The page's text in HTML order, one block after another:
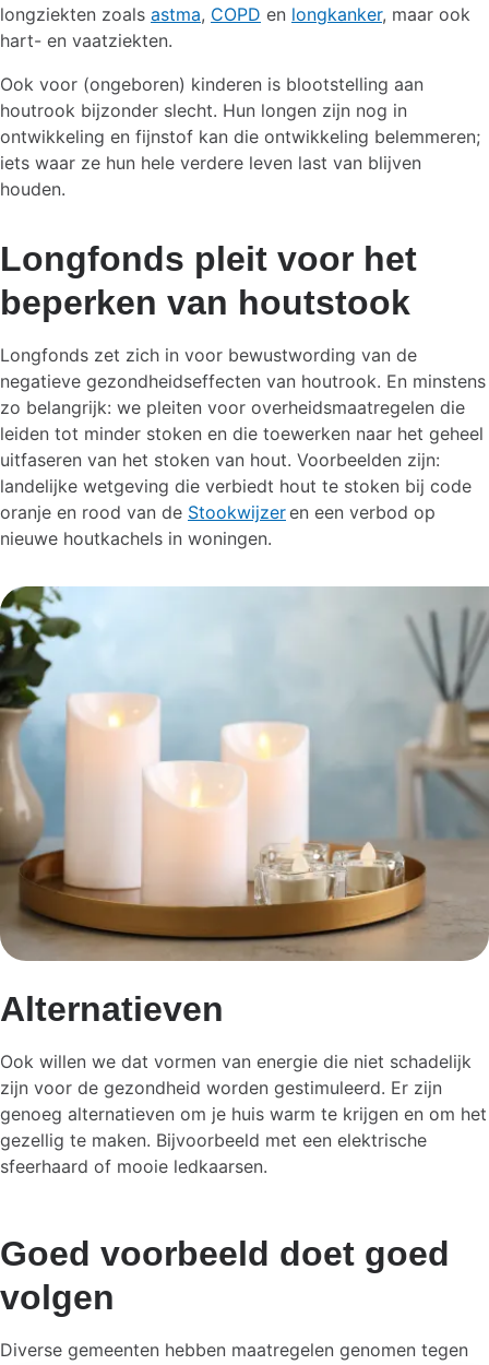
longziekten zoals astma, COPD en longkanker, maar ook
hart- en vaatziekten.
Ook voor (ongeboren) kinderen is blootstelling aan
houtrook bijzonder slecht. Hun longen zijn nog in
ontwikkeling en fijnstof kan die ontwikkeling belemmeren;
iets waar ze hun hele verdere leven last van blijven
houden.
Longfonds pleit voor het
beperken van houtstook
Longfonds zet zich in voor bewustwording van de
negatieve gezondheidseffecten van houtrook. En minstens
zo belangrijk: we pleiten voor overheidsmaatregelen die
leiden tot minder stoken en die toewerken naar het geheel
uitfaseren van het stoken van hout. Voorbeelden zijn:
landelijke wetgeving die verbiedt hout te stoken bij code
oranje en rood van de Stookwijzeren een verbod op
nieuwe houtkachels in woningen.
Alternatieven
Ook willen we dat vormen van energie die niet schadelijk
zijn voor de gezondheid worden gestimuleerd. Er zijn
genoeg alternatieven om je huis warm te krijgen en om het
gezellig te maken. Bijvoorbeeld met een elektrische
sfeerhaard of mooie ledkaarsen.
Goed voorbeeld doet goed
volgen
Diverse gemeenten hebben maatregelen genomen tegen